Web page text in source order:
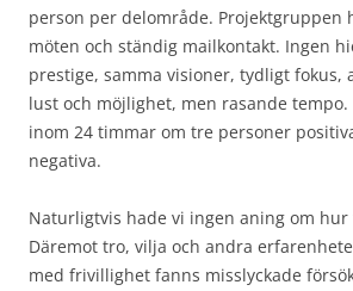
person per delområde. Projektgruppen
möten och ständig mailkontakt. Ingen
prestige, samma visioner, tydligt fokus,
lust och möjlighet, men rasande
inom 24 timmar om tre personer
negativa.
Naturligtvis hade vi ingen aning om
Däremot tro, vilja och andra
med frivillighet fanns misslyckade